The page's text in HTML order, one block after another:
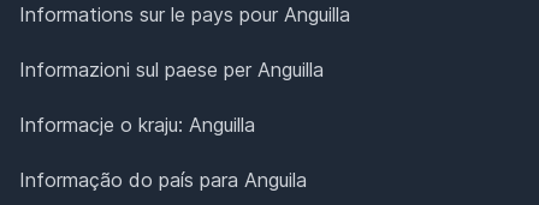
Informations sur le pays pour Anguilla
Informazioni sul paese per Anguilla
Informacje o kraju: Anguilla
Informação do país para Anguila